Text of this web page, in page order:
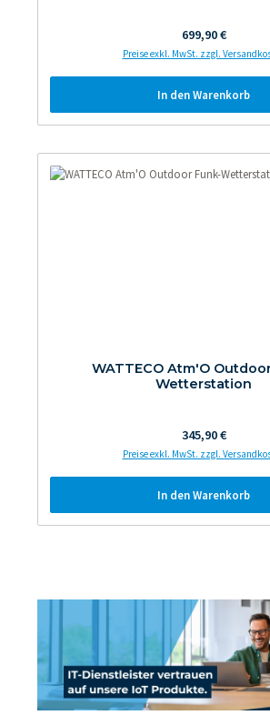
Regulärer Preis:
699,90 €
Preise exkl. MwSt. zzgl.
In den Warenkorb
WATTECO Atm'O
Wetterstation
Regulärer Preis:
345,90 €
Preise exkl. MwSt. zzgl.
In den Warenkorb